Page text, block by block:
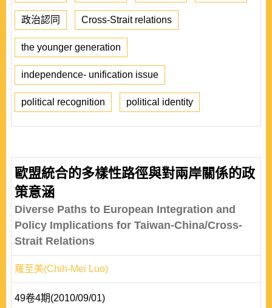
政治認同 Cross-Strait relations
the younger generation
independence- unification issue
political recognition political identity
歐盟統合的多樣性路徑與對兩岸關係的政
策意涵
Diverse Paths to European Integration and
Policy Implications for Taiwan-China/Cross-
Strait Relations
羅至美(Chih-Mei Luo)
49卷4期(2010/09/01)